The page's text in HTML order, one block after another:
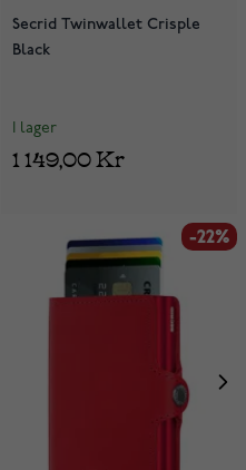
Secrid Twinwallet Crisple
Black
I lager
1 149,00 Kr
-22%